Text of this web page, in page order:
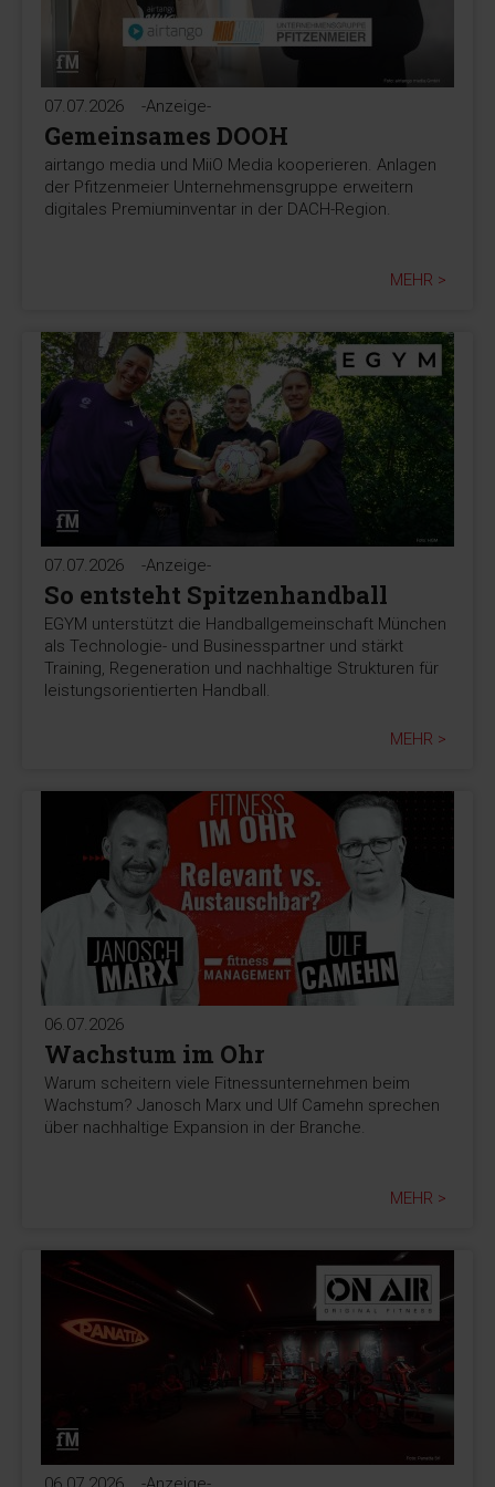
07.07.2026 -Anzeige-
Gemeinsames DOOH
airtango media und MiiO Media kooperieren. Anlagen
der Pfitzenmeier Unternehmensgruppe erweitern
digitales Premiuminventar in der DACH-Region.
MEHR >
07.07.2026 -Anzeige-
So entsteht Spitzenhandball
EGYM unterstützt die Handballgemeinschaft München
als Technologie- und Businesspartner und stärkt
Training, Regeneration und nachhaltige Strukturen für
leistungsorientierten Handball.
MEHR >
06.07.2026
Wachstum im Ohr
Warum scheitern viele Fitnessunternehmen beim
Wachstum? Janosch Marx und Ulf Camehn sprechen
über nachhaltige Expansion in der Branche.
MEHR >